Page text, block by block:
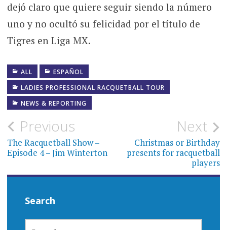
dejó claro que quiere seguir siendo la número
uno y no ocultó su felicidad por el título de
Tigres en Liga MX.
ALL
ESPAÑOL
LADIES PROFESSIONAL RACQUETBALL TOUR
NEWS & REPORTING
Post
navigation
Previous
The Racquetball Show –
Episode 4 – Jim Winterton
Next
Christmas or Birthday
presents for racquetball
players
Search